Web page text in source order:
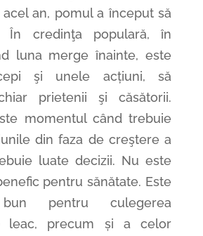
an, pomul a început să
În credinţa populară, în
luna merge înainte, este
şi unele acțiuni, să
prietenii şi căsătorii.
momentul când trebuie
din faza de creştere a
luate decizii. Nu este
pentru sănătate. Este
pentru culegerea
leac, precum și a celor